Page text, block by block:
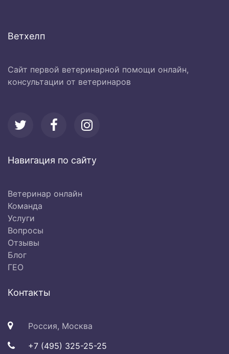
Ветхелп
Сайт первой ветеринарной помощи онлайн,
консультации от ветеринаров
Навигация по сайту
Ветеринар онлайн
Команда
Услуги
Вопросы
Отзывы
Блог
ГЕО
Контакты
Россия, Москва
+7 (495) 325-25-25